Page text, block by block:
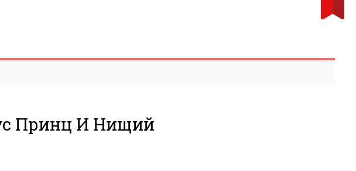
Принц И Нищий